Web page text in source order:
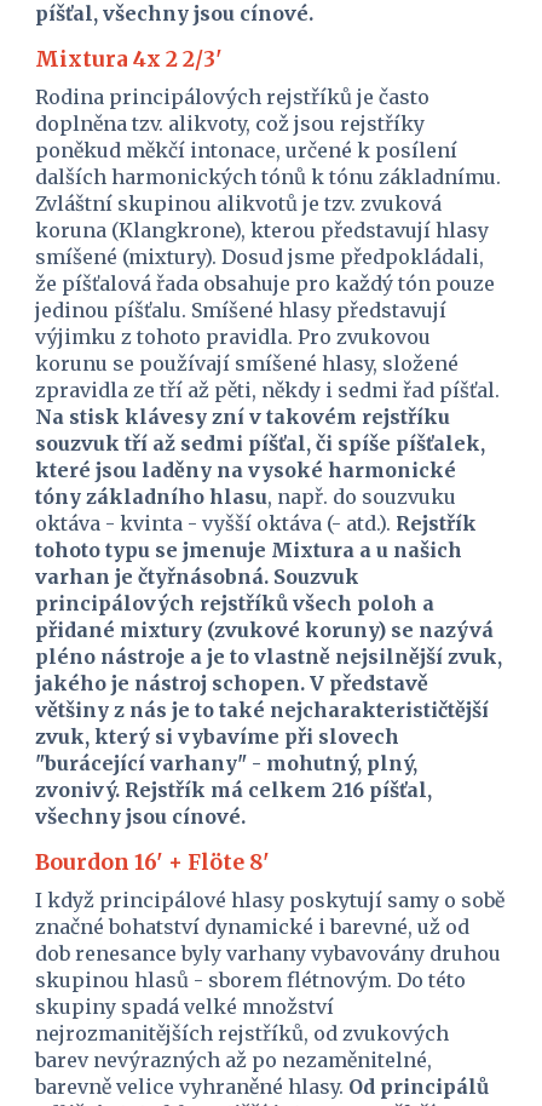
píšťal, všechny jsou cínové.
Mixtura 4x 2 2/3'
Rodina principálových rejstříků je často
doplněna tzv. alikvoty, což jsou rejstříky
poněkud měkčí intonace, určené k posílení
dalších harmonických tónů k tónu základnímu.
Zvláštní skupinou alikvotů je tzv. zvuková
koruna (Klangkrone), kterou představují hlasy
smíšené (mixtury). Dosud jsme předpokládali,
že píšťalová řada obsahuje pro každý tón pouze
jedinou píšťalu. Smíšené hlasy představují
výjimku z tohoto pravidla. Pro zvukovou
korunu se používají smíšené hlasy, složené
Na stisk klávesy zní v takovém rejstříku
souzvuk tří až sedmi píšťal, či spíše píšťalek,
které jsou laděny na vysoké harmonické
tóny základního hlasu, např. do souzvuku
oktáva - kvinta - vyšší oktáva (- atd.). Rejstřík
tohoto typu se jmenuje Mixtura a u našich
varhan je čtyřnásobná. Souzvuk
principálových rejstříků všech poloh a
přidané mixtury (zvukové koruny) se nazývá
pléno nástroje a je to vlastně nejsilnější zvuk,
jakého je nástroj schopen. V představě
většiny z nás je to také nejcharakterističtější
zvuk, který si vybavíme při slovech
"burácející varhany" - mohutný, plný,
zvonivý. Rejstřík má celkem 216 píšťal,
všechny jsou cínové.
Bourdon 16' + Flöte 8'
I když principálové hlasy poskytují samy o sobě
značné bohatství dynamické i barevné, už od
dob renesance byly varhany vybavovány druhou
skupinou hlasů - sborem flétnovým. Do této
skupiny spadá velké množství
nejrozmanitějších rejstříků, od zvukových
barev nevýrazných až po nezaměnitelné,
barevně velice vyhraněné hlasy. Od principálů